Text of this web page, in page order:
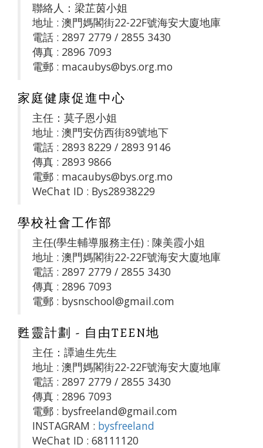
聯絡人：梁芷茵小姐
地址 : 澳門媽閣街22-22F號海安大廈地庫
電話 : 2897 2779 / 2855 3430
傳真 : 2896 7093
電郵 : macaubys@bys.org.mo
家庭健康促進中心
主任：莫子恩小姐
地址 : 澳門安仿西街89號地下
電話 : 2893 8229 / 2893 9146
傳真 : 2893 9866
電郵 : macaubys@bys.org.mo
WeChat ID : Bys28938229
學校社會工作部
主任(學生輔導服務主任) : 陳美霞小姐
地址 : 澳門媽閣街22-22F號海安大廈地庫
電話 : 2897 2779 / 2855 3430
傳真 : 2896 7093
電郵 : bysnschool@gmail.com
甦靈計劃 - 自由TEEN地
主任：譚迪生先生
地址 : 澳門媽閣街22-22F號海安大廈地庫
電話 : 2897 2779 / 2855 3430
傳真 : 2896 7093
電郵 : bysfreeland@gmail.com
INSTAGRAM : bysfreeland
WeChat ID : 68111120